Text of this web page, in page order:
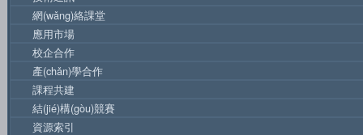
網(wǎng)絡課堂
應用市場
校企合作
產(chǎn)學合作
課程共建
結(jié)構(gòu)競賽
資源索引